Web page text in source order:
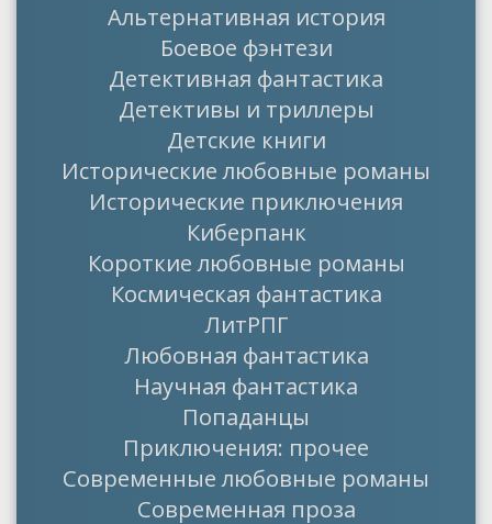
Альтернативная история
Боевое фэнтези
Детективная фантастика
Детективы и триллеры
Детские книги
Исторические любовные романы
Исторические приключения
Киберпанк
Короткие любовные романы
Космическая фантастика
ЛитРПГ
Любовная фантастика
Научная фантастика
Попаданцы
Приключения: прочее
Современные любовные романы
Современная проза